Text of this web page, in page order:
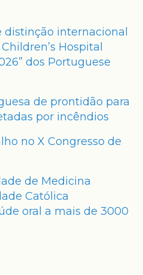
internacional
Hospital
dos Portuguese
de prontidão para
por incêndios
no X Congresso de
de Medicina
Católica
oral a mais de 3000